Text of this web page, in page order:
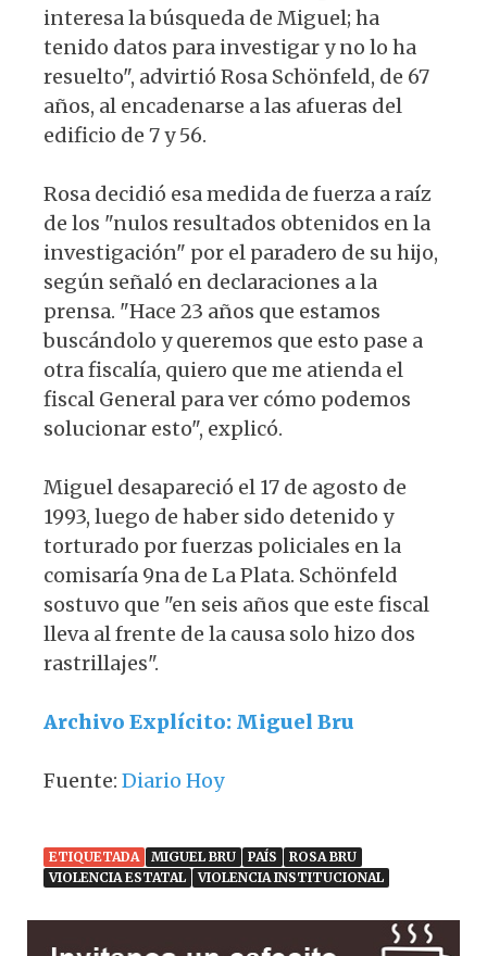
interesa la búsqueda de Miguel; ha
tenido datos para investigar y no lo ha
resuelto", advirtió Rosa Schönfeld, de 67
años, al encadenarse a las afueras del
edificio de 7 y 56.
Rosa decidió esa medida de fuerza a raíz
de los "nulos resultados obtenidos en la
investigación" por el paradero de su hijo,
según señaló en declaraciones a la
prensa. "Hace 23 años que estamos
buscándolo y queremos que esto pase a
otra fiscalía, quiero que me atienda el
fiscal General para ver cómo podemos
solucionar esto", explicó.
Miguel desapareció el 17 de agosto de
1993, luego de haber sido detenido y
torturado por fuerzas policiales en la
comisaría 9na de La Plata. Schönfeld
sostuvo que "en seis años que este fiscal
lleva al frente de la causa solo hizo dos
rastrillajes".
Archivo Explícito: Miguel Bru
Fuente: Diario Hoy
ETIQUETADA MIGUEL BRU PAÍS
ROSA BRU
VIOLENCIA ESTATAL
VIOLENCIA INSTITUCIONAL